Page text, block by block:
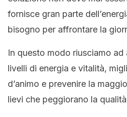
fornisce gran parte
bisogno per affrontare la
In questo modo riusciamo ad
livelli di energia e vitalità,
d’animo e prevenire la
lievi che peggiorano la